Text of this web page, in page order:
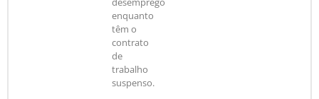
enquanto
têm o
contrato
de
trabalho
suspenso.